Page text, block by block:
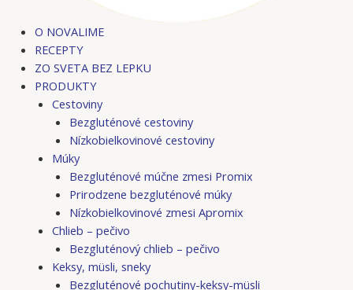
O NOVALIME
RECEPTY
ZO SVETA BEZ LEPKU
PRODUKTY
Cestoviny
Bezgluténové cestoviny
Nízkobielkovinové cestoviny
Múky
Bezgluténové múčne zmesi Promix
Prirodzene bezgluténové múky
Nízkobielkovinové zmesi Apromix
Chlieb – pečivo
Bezgluténový chlieb – pečivo
Keksy, müsli, sneky
Bezgluténové pochutiny-keksy-müsli